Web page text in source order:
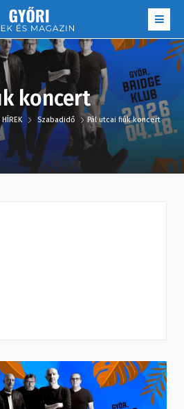
koncert
Szabadidő Pál utcai fiúk koncert